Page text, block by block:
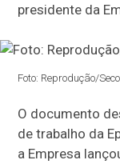
presidente da
Foto: Reprodução/
O documento
de trabalho da
a Empresa